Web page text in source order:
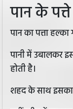
पान के
पान का पत्ता
पानी में उबालकर
होती है।
शहद के साथ